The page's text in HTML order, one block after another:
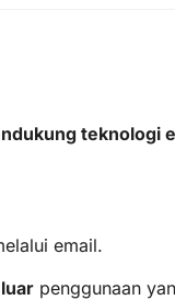
teknologi
email.
penggunaan